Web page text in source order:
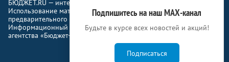
БЮДЖЕТ.RU — интернет-издание о финансовой жизни страны.
Использование материалов Бюджет.ru разрешено только с
предварительного письменного согласия правообладателей.
Информационный продукт «Журнал Бюджет» информационного
агентства «Бюджет-Медиа»
Подпишитесь на наш МАХ-канал
Будьте в курсе всех новостей и акций!
Подписаться